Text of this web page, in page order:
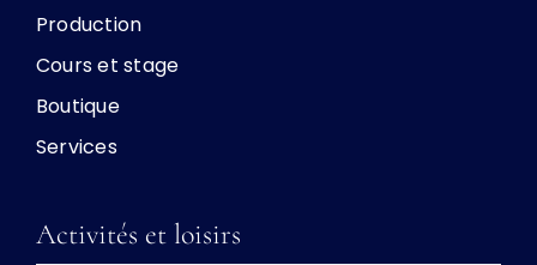
Production
Cours et stage
Boutique
Services
Activités et loisirs